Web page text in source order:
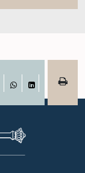
WhatsAppLinkedIn